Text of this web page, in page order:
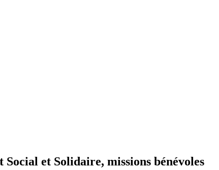
et Solidaire, missions bénévoles